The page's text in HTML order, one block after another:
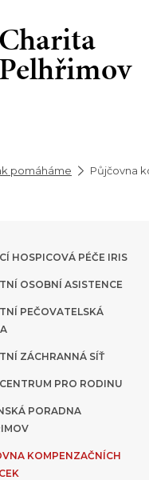
Charita
Pelhřimov
pomáháme Půjčovna
HOSPICOVÁ PÉČE IRIS
OSOBNÍ ASISTENCE
PEČOVATELSKÁ
ZÁCHRANNÁ SÍŤ
PRO RODINU
PORADNA
KOMPENZAČNÍCH